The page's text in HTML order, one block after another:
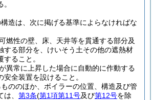
造は、次に掲げる基準によらなければな
燃性の壁、床、天井等を貫通する部分及
する部分を、けいそう土その他の遮熱材
ること。
異常に上昇した場合に自動的に作動する
安全装置を設けること。
ののほか、ボイラーの位置、構造及び管
、 第3条(第1項第11号及び第12号を除